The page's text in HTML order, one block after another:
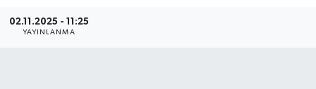
02.11.2025 - 11:25
YAYINLANMA